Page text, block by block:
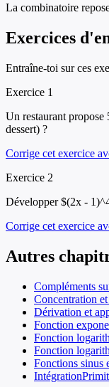
La combinatoire
Exercices
Entraîne-toi sur ces
Exercice 1
Un restaurant propose
dessert) ?
Corrige cet exercice
Exercice 2
Développer $(2x -
Corrige cet exercice
Autres
Compléments
Concentration
Dérivation et
Fonction
Fonction
Fonction
Fonctions sinus
Intégration